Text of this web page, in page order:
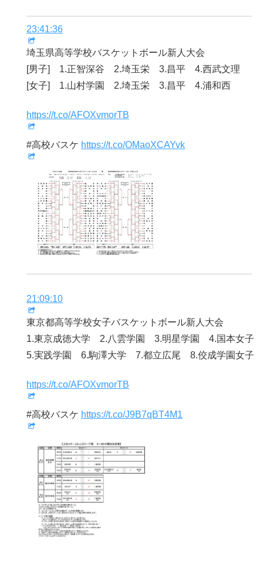
23:41:36
埼玉県高等学校バスケットボール新人大会
[男子] 1.正智深谷 2.埼玉栄 3.昌平 4.西武文理
[女子] 1.山村学園 2.埼玉栄 3.昌平 4.浦和西
https://t.co/AFOXvmorTB
#高校バスケ https://t.co/OMaoXCAYvk
21:09:10
東京都高等学校女子バスケットボール新人大会
1.東京成徳大学 2.八雲学園 3.明星学園 4.国本女子
5.実践学園 6.駒澤大学 7.都立広尾 8.佼成学園女子
https://t.co/AFOXvmorTB
#高校バスケ https://t.co/J9B7qBT4M1